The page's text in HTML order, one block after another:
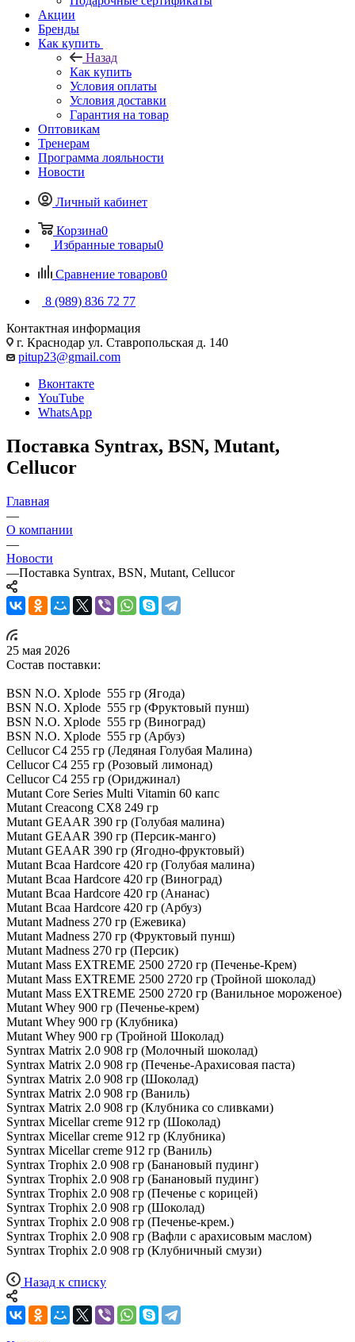
Акции
Бренды
Как купить
Назад
Как купить
Условия оплаты
Условия доставки
Гарантия на товар
Оптовикам
Тренерам
Программа лояльности
Новости
Личный кабинет
Корзина0
Избранные товары0
Сравнение товаров0
8 (989) 836 72 77
Контактная информация
г. Краснодар ул. Ставропольская д. 140
pitup23@gmail.com
Вконтакте
YouTube
WhatsApp
Поставка Syntrax, BSN, Mutant,
Cellucor
Главная
—
О компании
—
Новости
—Поставка Syntrax, BSN, Mutant, Cellucor
25 мая 2026
Состав поставки:
BSN N.O. Xplode 555 гр (Ягода)
BSN N.O. Xplode 555 гр (Фруктовый пунш)
BSN N.O. Xplode 555 гр (Виноград)
BSN N.O. Xplode 555 гр (Арбуз)
Cellucor C4 255 гр (Ледяная Голубая Малина)
Cellucor C4 255 гр (Розовый лимонад)
Cellucor C4 255 гр (Ориджинал)
Mutant Core Series Multi Vitamin 60 капс
Mutant Creacong CX8 249 гр
Mutant GEAAR 390 гр (Голубая малина)
Mutant GEAAR 390 гр (Персик-манго)
Mutant GEAAR 390 гр (Ягодно-фруктовый)
Mutant Bcaa Hardcore 420 гр (Голубая малина)
Mutant Bcaa Hardcore 420 гр (Виноград)
Mutant Bcaa Hardcore 420 гр (Ананас)
Mutant Bcaa Hardcore 420 гр (Арбуз)
Mutant Madness 270 гр (Ежевика)
Mutant Madness 270 гр (Фруктовый пунш)
Mutant Madness 270 гр (Персик)
Mutant Mass EXTREME 2500 2720 гр (Печенье-Крем)
Mutant Mass EXTREME 2500 2720 гр (Тройной шоколад)
Mutant Mass EXTREME 2500 2720 гр (Ванильное мороженое)
Mutant Whey 900 гр (Печенье-крем)
Mutant Whey 900 гр (Клубника)
Mutant Whey 900 гр (Тройной Шоколад)
Syntrax Matrix 2.0 908 гр (Молочный шоколад)
Syntrax Matrix 2.0 908 гр (Печенье-Арахисовая паста)
Syntrax Matrix 2.0 908 гр (Шоколад)
Syntrax Matrix 2.0 908 гр (Ваниль)
Syntrax Matrix 2.0 908 гр (Клубника со сливками)
Syntrax Micellar creme 912 гр (Шоколад)
Syntrax Micellar creme 912 гр (Клубника)
Syntrax Micellar creme 912 гр (Ваниль)
Syntrax Trophix 2.0 908 гр (Банановый пудинг)
Syntrax Trophix 2.0 908 гр (Банановый пудинг)
Syntrax Trophix 2.0 908 гр (Печенье с корицей)
Syntrax Trophix 2.0 908 гр (Шоколад)
Syntrax Trophix 2.0 908 гр (Печенье-крем.)
Syntrax Trophix 2.0 908 гр (Вафли с арахисовым маслом)
Syntrax Trophix 2.0 908 гр (Клубничный смузи)
Назад к списку